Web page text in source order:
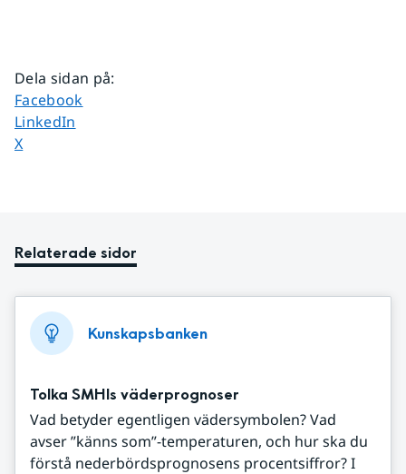
Dela sidan på:
Dela sidan på
Facebook
Dela sidan på
LinkedIn
Dela sidan på
X
Relaterade sidor
Kunskapsbanken
Tolka SMHIs väderprognoser
Vad betyder egentligen vädersymbolen? Vad
avser ”känns som”-temperaturen, och hur ska du
förstå nederbördsprognosens procentsiffror? I